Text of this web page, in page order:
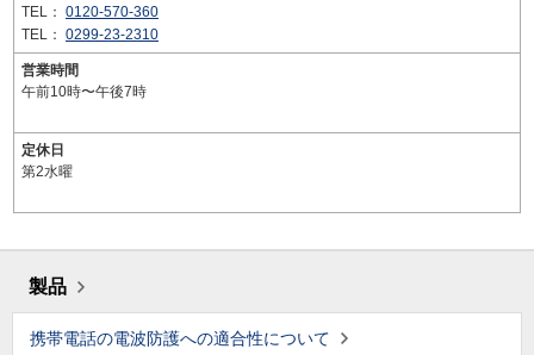
TEL： 0120-570-360
TEL： 0299-23-2310
営業時間
午前10時〜午後7時
定休日
第2水曜
製品
携帯電話の電波防護への適合性について